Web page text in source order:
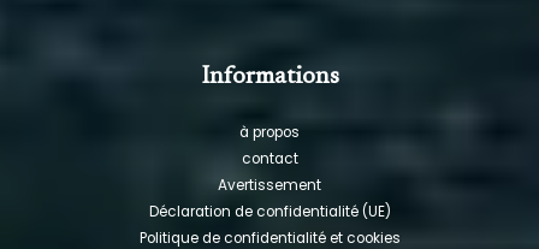
Informations
à propos
contact
Avertissement
Déclaration de confidentialité (UE)
Politique de confidentialité et cookies